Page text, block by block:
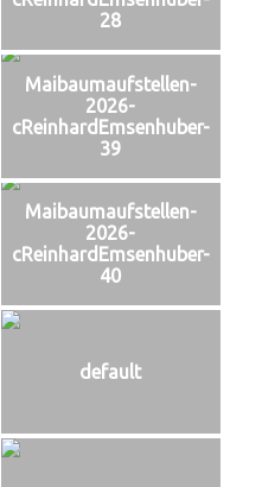
28
Maibaumaufstellen-
2026-
cReinhardEmsenhuber-
39
Maibaumaufstellen-
2026-
cReinhardEmsenhuber-
40
default